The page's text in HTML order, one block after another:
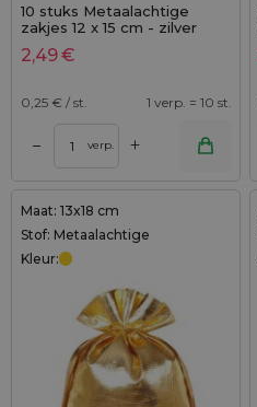
10 stuks Metaalachtige
zakjes 12 x 15 cm - zilver
metallic
2,49€
0,25 € / st. 1 verp. = 10 st.
– verp. +
Maat: 13x18 cm
Stof: Metaalachtige
Kleur: